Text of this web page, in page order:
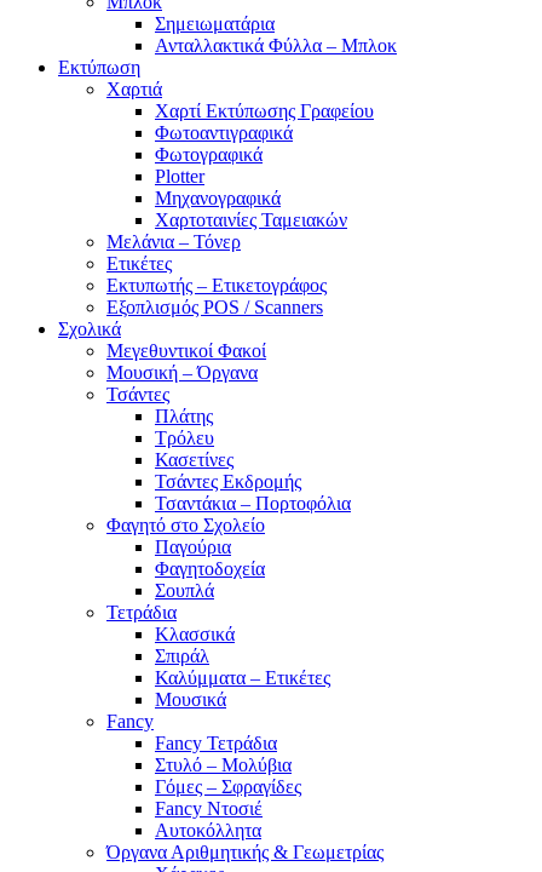
Σημειωματάρια
Ανταλλακτικά Φύλλα – Μπλοκ
Εκτύπωση
Χαρτιά
Χαρτί Εκτύπωσης Γραφείου
Φωτοαντιγραφικά
Φωτογραφικά
Plotter
Μηχανογραφικά
Χαρτοταινίες Ταμειακών
Μελάνια – Τόνερ
Ετικέτες
Εκτυπωτής – Ετικετογράφος
Εξοπλισμός POS / Scanners
Σχολικά
Μεγεθυντικοί Φακοί
Μουσική – Όργανα
Τσάντες
Πλάτης
Τρόλευ
Κασετίνες
Τσάντες Εκδρομής
Τσαντάκια – Πορτοφόλια
Φαγητό στο Σχολείο
Παγούρια
Φαγητοδοχεία
Σουπλά
Τετράδια
Κλασσικά
Σπιράλ
Καλύμματα – Ετικέτες
Μουσικά
Fancy
Fancy Τετράδια
Στυλό – Μολύβια
Γόμες – Σφραγίδες
Fancy Ντοσιέ
Αυτοκόλλητα
Όργανα Αριθμητικής & Γεωμετρίας